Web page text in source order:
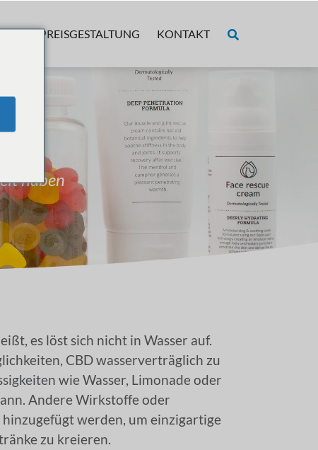
PREISGESTALTUNG KONTAKT
haben
es löst sich nicht in Wasser auf.
CBD wasserverträglich zu
wie Wasser, Limonade oder
Andere Wirkstoffe oder
werden, um einzigartige
zu kreieren.